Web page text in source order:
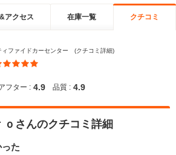
アクセス 在庫一覧 クチコミ
ィファイドカーセンター (クチコミ詳細)
フター : 4.9 品質 : 4.9
ｏさんのクチコミ詳細
た